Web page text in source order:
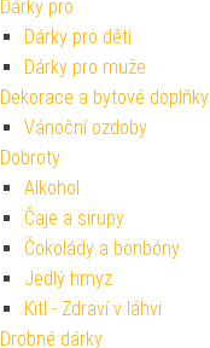
Dárky pro
Dárky pro děti
Dárky pro muže
Dekorace a bytové doplňky
Vánoční ozdoby
Dobroty
Alkohol
Čaje a sirupy
Čokolády a bonbóny
Jedlý hmyz
Kitl - Zdraví v láhvi
Drobné dárky